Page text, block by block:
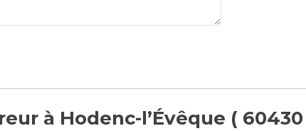
à Hodenc-l’Évêque ( 60430